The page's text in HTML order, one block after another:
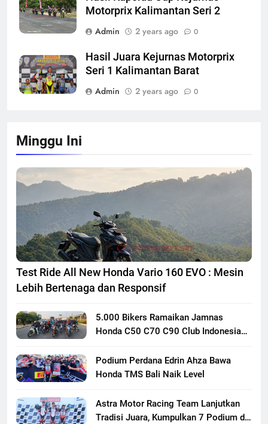
Motorprix Kalimantan Seri 2
Admin
2 years ago 0
Hasil Juara Kejurnas Motorprix
Seri 1 Kalimantan Barat
Admin
2 years ago 0
Minggu Ini
Test Ride All New Honda Vario 160 EVO : Mesin
Lebih Bertenaga dan Responsif
5.000 Bikers Ramaikan Jamnas
Honda C50 C70 C90 Club Indonesia
Persaudaraan Pecinta Motor Klasik
Honda
Podium Perdana Edrin Ahza Bawa
Honda TMS Bali Naik Level
Astra Motor Racing Team Lanjutkan
Tradisi Juara, Kumpulkan 7 Podium di